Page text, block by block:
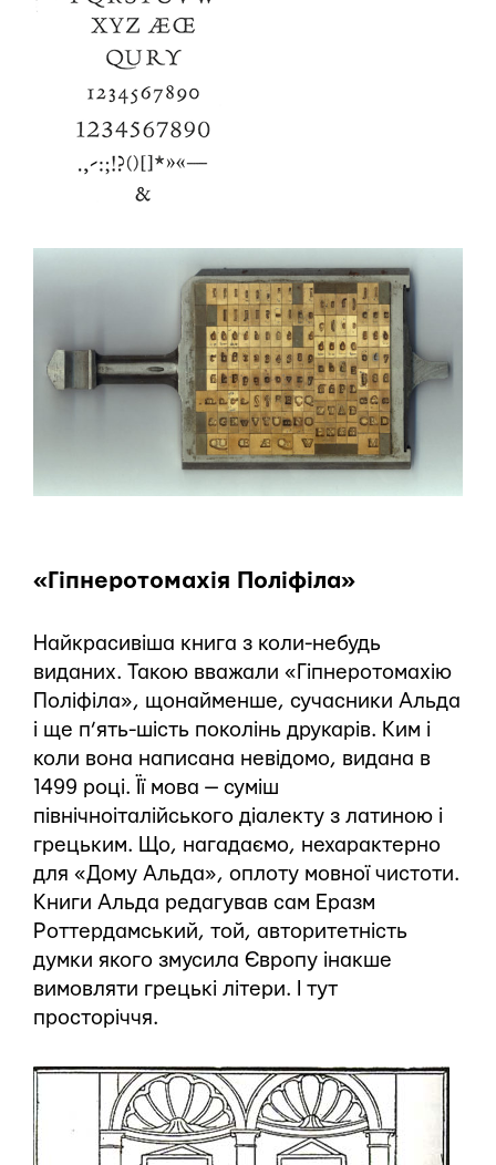
«Гіпнеротомахія Поліфіла»
Найкрасивіша книга з коли-небудь
виданих. Такою вважали «Гіпнеротомахію
Поліфіла», щонайменше, сучасники Альда
і ще п’ять-шість поколінь друкарів. Ким і
коли вона написана невідомо, видана в
1499 році. Її мова — суміш
північноіталійського діалекту з латиною і
грецьким. Що, нагадаємо, нехарактерно
для «Дому Альда», оплоту мовної чистоти.
Книги Альда редагував сам Еразм
Роттердамський, той, авторитетність
думки якого змусила Європу інакше
вимовляти грецькі літери. І тут
просторіччя.